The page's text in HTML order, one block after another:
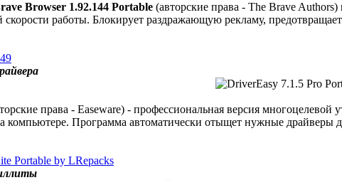
Browser 1.92.144 Portable (авторские права - The Brave
работы. Блокирует раздражающую рекламу,
права - Easeware) - профессиональная версия
компьютере. Программа автоматически отыщет нужные драйверы
Portable by LRepacks